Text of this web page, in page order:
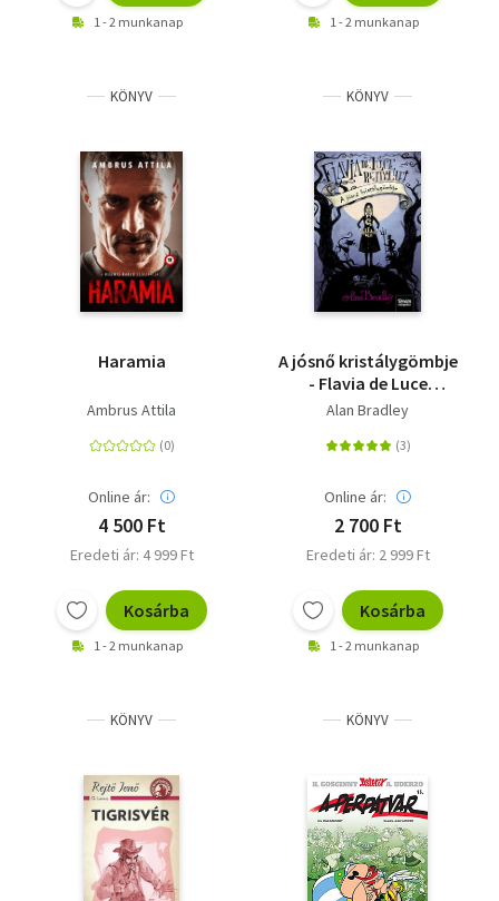
1 - 2 munkanap 1 - 2 munkanap
KÖNYV
Haramia
Ambrus Attila
Online ár:
4 500 Ft
Eredeti ár: 4 999 Ft
Kosárba
1 - 2 munkanap
KÖNYV
A jósnő kristálygömbje
- Flavia de Luce
rejtélyei 3. rész
Alan Bradley
Online ár:
2 700 Ft
Eredeti ár: 2 999 Ft
Kosárba
1 - 2 munkanap
KÖNYV KÖNYV